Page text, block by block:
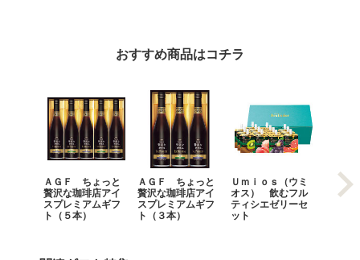
おすすめ商品はコチラ
ＡＧＦ ちょっと
贅沢な珈琲店アイ
スプレミアムギフ
ト（５本）
ＡＧＦ ちょっと
贅沢な珈琲店アイ
スプレミアムギフ
ト（３本）
Ｕｍｉｏｓ（ウミ
オス） 飲むフル
ティシエゼリーセ
ット
モロ
ロイヤ